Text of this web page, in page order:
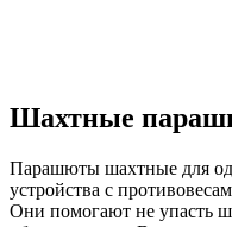
Шахтные
Парашюты шахтные для
устройства с
Они помогают не упасть